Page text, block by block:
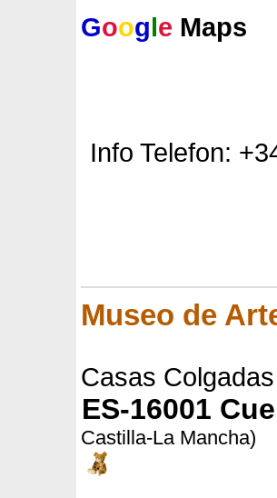
Google Maps
Info Telefon:
Museo de
Casas Colgadas
ES-16001
Castilla-La Mancha)